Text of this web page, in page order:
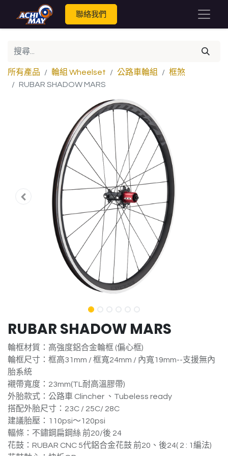
聯絡我們
所有產品 輪組 Wheelset 公路車輪組
框煞
RUBAR SHADOW MARS
RUBAR SHADOW MARS
輪框材質：高強度鋁合金輪框 (偏心框)
輪框尺寸：框高31mm / 框寬24mm / 內寬19mm--支援無內
胎系統
襯帶寬度：23mm(TL耐高溫膠帶)
外胎款式：公路車 Clincher 、Tubeless ready
搭配外胎尺寸：23C / 25C/ 28C
建議胎壓：110psi～120psi
輻條：不鏽鋼扁鋼絲 前20/後 24
花鼓：RUBAR CNC 5代鋁合金花鼓 前20、後24( 2 : 1編法)